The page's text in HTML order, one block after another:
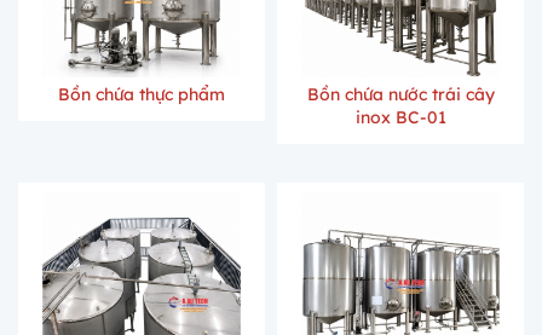
Bồn chứa thực phẩm
Bồn chứa nước trái cây
inox BC-01